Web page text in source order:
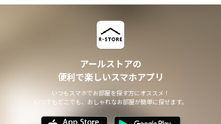
アールストアの
便利で楽しいスマホアプリ
いつもスマホでお部屋を探す方にオススメ！
いつでもどこでも、おしゃれなお部屋が簡単に探せます。